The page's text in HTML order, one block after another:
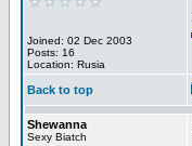
Joined: 02 Dec 2003
Posts: 16
Location: Rusia
Back to top
Shewanna
Sexy Biatch